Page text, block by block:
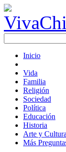
Inicio
Vida
Familia
Religión
Sociedad
Política
Educación
Historia
Arte y Cultura
Más